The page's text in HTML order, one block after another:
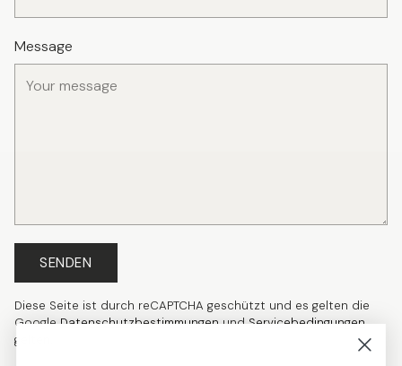
Message
SENDEN
Diese Seite ist durch reCAPTCHA geschützt und es gelten die
GoogleDatenschutzbestimmungenundServicebedingungen
gelten.